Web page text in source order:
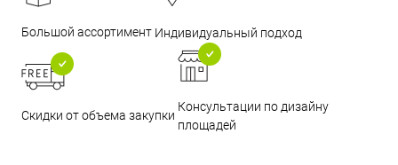
Большой ассортимент Индивидуальный подход
Скидки от объема закупки
Консультации по дизайну
площадей